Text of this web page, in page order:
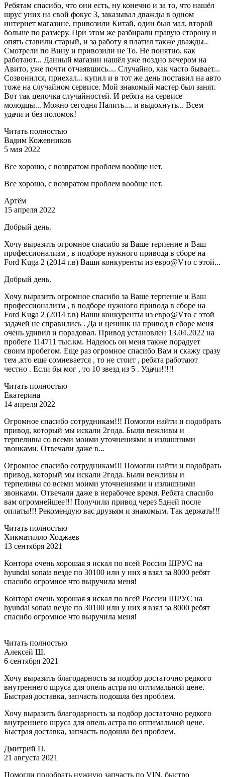
Ребятам спасибо, что они есть, ну конечно и за то, что нашёл
шрус уних на свой фокус 3, заказывал дважды в одном
интернет магазине, привозили Китай, один был мал, второй
больше по размеру. При этом же разбирали правую сторону и
опять ставили старый, и за работу я платил также дважды..
Смотрели по Вину и привозили не То. Не понятно, как
работают... Данный магазин нашёл уже поздно вечером на
Авито, уже почти отчаявшись.... Случайно, как часто бывает...
Созвонился, приехал... купил и в тот же день поставил на авто
тоже на случайном сервисе. Мой знакомый мастер был занят.
Вот так цепочка случайностей. И ребята на сервисе
молодцы... Можно сегодня Налить.... и выдохнуть... Всем
удачи и без поломок!
Читать полностью
Вадим Кожевников
5 мая 2022
Все хорошо, с возвратом проблем вообще нет.
Все хорошо, с возвратом проблем вообще нет.
Артём
15 апреля 2022
Добрый день.
Хочу выразить огромное спасибо за Ваше терпение и Ваш
профессионализм , в подборе нужного привода в сборе на
Ford Kuga 2 (2014 г.в) Ваши конкуренты из евро@Vто с этой...
Добрый день.
Хочу выразить огромное спасибо за Ваше терпение и Ваш
профессионализм , в подборе нужного привода в сборе на
Ford Kuga 2 (2014 г.в) Ваши конкуренты из евро@Vто с этой
задачей не справились . Да и ценник на привод в сборе меня
очень удивил и порадовал. Привод установлен 13.04.2022 на
пробеге 114711 тыс.км. Надеюсь он меня также порадует
своим пробегом. Еще раз огромное спасибо Вам и скажу сразу
тем ,кто еще сомневается , то не стоит , ребята работают
честно . Если бы мог , то 10 звезд из 5 . Удачи!!!!!
Читать полностью
Екатерина
14 апреля 2022
Огромное спасибо сотрудникам!!! Помогли найти и подобрать
привод, который мы искали 2года. Были вежливы и
терпеливы со всеми моими уточнениями и излишними
звонками. Отвечали даже в...
Огромное спасибо сотрудникам!!! Помогли найти и подобрать
привод, который мы искали 2года. Были вежливы и
терпеливы со всеми моими уточнениями и излишними
звонками. Отвечали даже в нерабочее время. Ребята спасибо
вам огромнейшее!!! Получили привод через 5дней после
оплаты!!! Рекомендую вас друзьям и знакомым. Так держать!!!
Читать полностью
Хикматилло Ходжаев
13 сентября 2021
Контора очень хорошая я искал по всей России ШРУС на
hyundai sonata везде по 30100 или у них я взял за 8000 ребят
спасибо огромное что выручила меня!
Контора очень хорошая я искал по всей России ШРУС на
hyundai sonata везде по 30100 или у них я взял за 8000 ребят
спасибо огромное что выручила меня!
Читать полностью
Алексей Ш.
6 сентября 2021
Хочу выразить благодарность за подбор достаточно редкого
внутреннего шруса для опель астра по оптимальной цене.
Быстрая доставка, запчасть подошла без проблем.
Хочу выразить благодарность за подбор достаточно редкого
внутреннего шруса для опель астра по оптимальной цене.
Быстрая доставка, запчасть подошла без проблем.
Дмитрий П.
21 августа 2021
Помогли подобрать нужную запчасть по VIN, быстро